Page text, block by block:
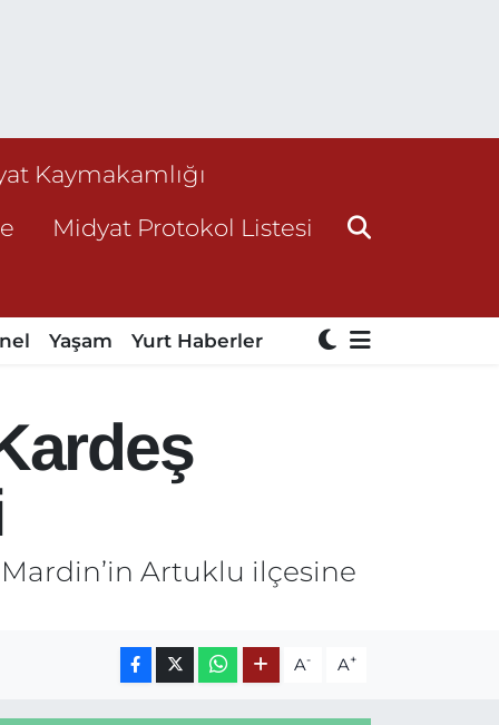
Kaymakamlığı
Midyat Protokol Listesi
Yaşam Yurt Haberler
Artuklu ilçesine
A- A+